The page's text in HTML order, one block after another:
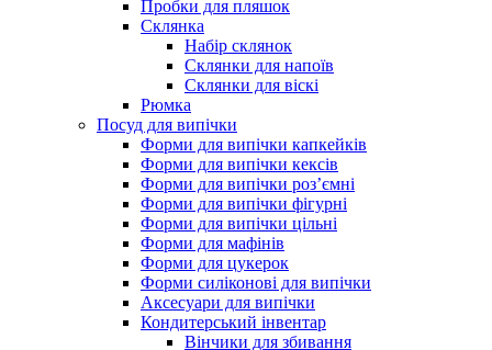
Пробки для пляшок
Склянка
Набір склянок
Склянки для напоїв
Склянки для віскі
Рюмка
Посуд для випічки
Форми для випічки капкейків
Форми для випічки кексів
Форми для випічки роз’ємні
Форми для випічки фігурні
Форми для випічки цільні
Форми для мафінів
Форми для цукерок
Форми силіконові для випічки
Аксесуари для випічки
Кондитерський інвентар
Вінчики для збивання